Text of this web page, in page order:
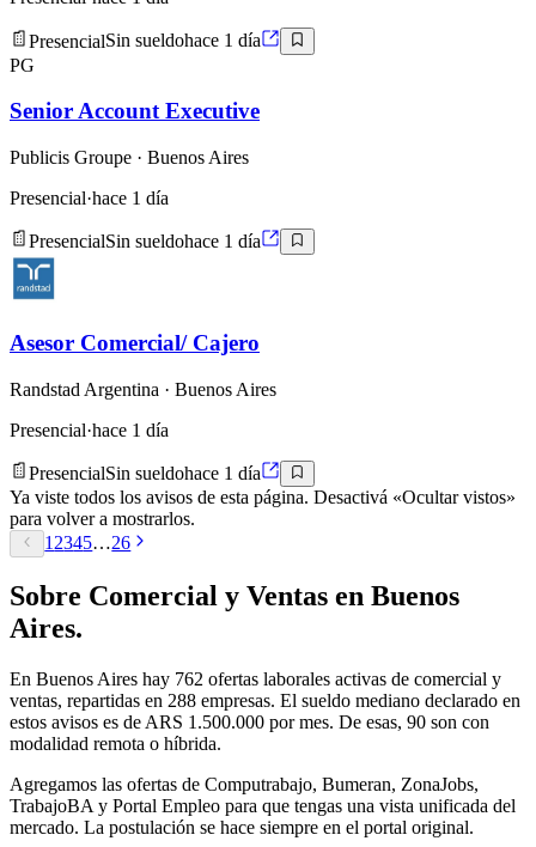
PresencialSin sueldohace 1 día
PG
Senior Account Executive
Publicis Groupe · Buenos Aires
Presencial·hace 1 día
PresencialSin sueldohace 1 día
Asesor Comercial/ Cajero
Randstad Argentina · Buenos Aires
Presencial·hace 1 día
PresencialSin sueldohace 1 día
Ya viste todos los avisos de esta página. Desactivá «Ocultar vistos»
para volver a mostrarlos.
12345…26
Sobre Comercial y Ventas en Buenos
Aires.
En Buenos Aires hay 762 ofertas laborales activas de comercial y
ventas, repartidas en 288 empresas. El sueldo mediano declarado en
estos avisos es de ARS 1.500.000 por mes. De esas, 90 son con
modalidad remota o híbrida.
Agregamos las ofertas de Computrabajo, Bumeran, ZonaJobs,
TrabajoBA y Portal Empleo para que tengas una vista unificada del
mercado. La postulación se hace siempre en el portal original.